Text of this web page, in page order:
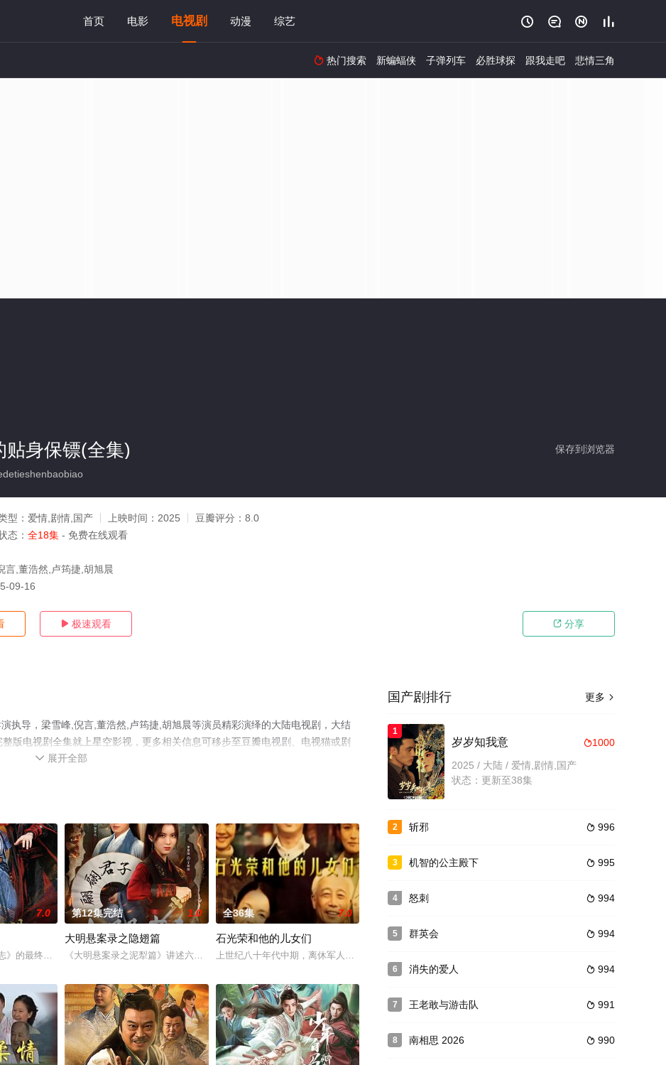
首页 电影 电视剧 动漫 综艺    
 热门搜索 新蝙蝠侠 子弹列车 必胜球探 跟我走吧 悲情三角
保存到浏览器
贴身保镖(全集)
型： 爱情,剧情,国产 上映时间： 2025 豆瓣评分： 8.0
态： 全18集 - 免费在线观看
言,董浩然,卢筠捷,胡旭晨
09-16
 极速观看  分享
执导，梁雪峰,倪言,董浩然,卢筠捷,胡旭晨等演员精彩演绎的大陆电视剧，大结
版电视剧全集就上星空影视，更多相关信息可移步至豆瓣电视剧、电视猫或剧
 展开全部
改革进入关键时期为背景，以公安刑警和犯罪集团的斗争为主线，展现了
7.0
》的最终章记载:几十年前，曾有一位名叫柔儿的少女，出生起便身中剧毒，但其母的巫医挚友为救柔儿，苦心钻
第12集完结 1.0
大明悬案录之隐翅篇
《大明悬案录之泥犁篇》讲述六扇门女捕头丁昭昭在上任之初就被卷入离奇的妖狐杀人案，死者在密闭房间被拔舌而死，做成了陶俑，而
全36集 7.0
石光荣和他的儿女们
上世纪八十年代中期，离休军人石光荣一家发生变化。大儿子石林在大裁军中转业，小儿子石海因得了抑郁症
更多 
国产剧排行
1
1000
岁岁知我意
2025 / 大陆 / 爱情,剧情,国产
状态：更新至38集
2  996
斩邪
3  995
机智的公主殿下
4  994
怒刺
5  994
群英会
6  994
消失的爱人
7  991
王老敢与游击队
8  990
南相思 2026